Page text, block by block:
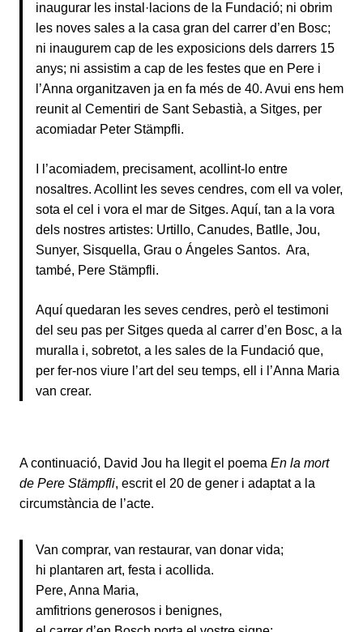
inaugurar les instal·lacions de la Fundació; ni obrim
les noves sales a la casa gran del carrer d’en Bosc;
ni inaugurem cap de les exposicions dels darrers 15
anys; ni assistim a cap de les festes que en Pere i
l’Anna organitzaven ja en fa més de 40. Avui ens hem
reunit al Cementiri de Sant Sebastià, a Sitges, per
acomiadar Peter Stämpfli.
I l’acomiadem, precisament, acollint-lo entre
nosaltres. Acollint les seves cendres, com ell va voler,
sota el cel i vora el mar de Sitges. Aquí, tan a la vora
dels nostres artistes: Urtillo, Canudes, Batlle, Jou,
Sunyer, Sisquella, Grau o Ángeles Santos. Ara,
també, Pere Stämpfli.
Aquí quedaran les seves cendres, però el testimoni
del seu pas per Sitges queda al carrer d’en Bosc, a la
muralla i, sobretot, a les sales de la Fundació que,
per fer-nos viure l’art del seu temps, ell i l’Anna Maria
van crear.
A continuació, David Jou ha llegit el poema En la mort
de Pere Stämpfli, escrit el 20 de gener i adaptat a la
circumstància de l’acte.
Van comprar, van restaurar, van donar vida;
hi plantaren art, festa i acollida.
Pere, Anna Maria,
amfitrions generosos i benignes,